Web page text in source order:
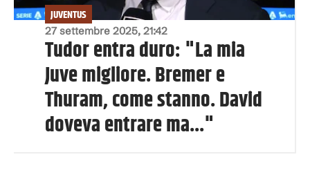
27 settembre 2025, 21:42
JUVENTUS
Tudor entra duro: "La mia
Juve migliore. Bremer e
Thuram, come stanno. David
doveva entrare ma..."